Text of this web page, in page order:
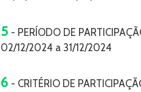
5 - PERÍODO DE
02/12/2024 a 31/12/2024
6 - CRITÉRIO DE